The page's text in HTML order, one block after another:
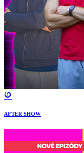
AFTER SHOW